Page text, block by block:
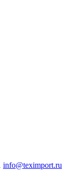
info@teximport.ru